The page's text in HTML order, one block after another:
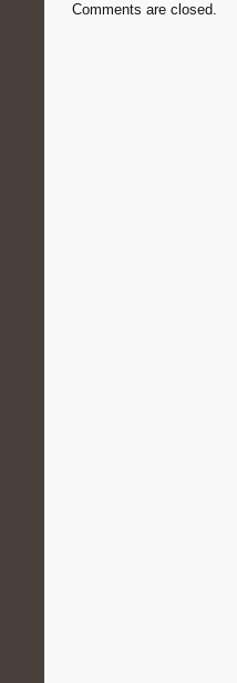
Comments are closed.